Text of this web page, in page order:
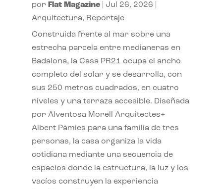
por Flat Magazine| Jul 26, 2026
Arquitectura, Reportaje
Construida frente al mar sobre una
estrecha parcela entre medianeras en
Badalona, la Casa PR21 ocupa el ancho
completo del solar y se desarrolla, con
sus 250 metros cuadrados, en cuatro
niveles y una terraza accesible. Diseñada
por Alventosa Morell Arquitectes+
Albert Pàmies para una familia de tres
personas, la casa organiza la vida
cotidiana mediante una secuencia de
espacios donde la estructura, la luz y los
vacíos construyen la experiencia